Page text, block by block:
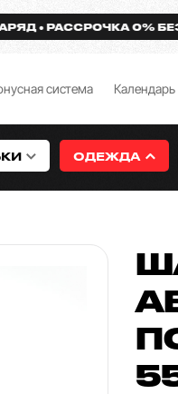
РАССРОЧКА 0% БЕЗ
система
ОДЕЖДА